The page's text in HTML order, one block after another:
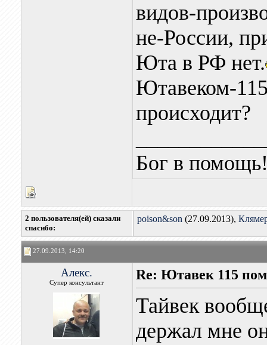
видов-
не-России,
Юта в РФ нет.
Ютавеком-
происходит?
Бог в
2 пользователя(ей) сказали
cпасибо:
poison&son (27.09.2013),
27.09.2013, 14:20
Алекс.
Супер консультант
Re: Ютавек 115
Тайвек
держал мне